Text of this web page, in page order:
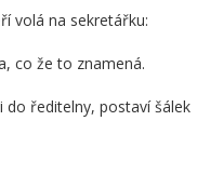
volá na sekretářku:
co že to znamená.
do ředitelny, postaví šálek